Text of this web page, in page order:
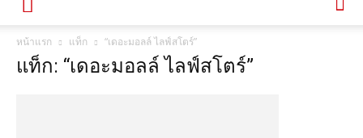
หน้าแรก แท็ก “เดอะมอลล์ ไลฟ์สโตร์”
แท็ก: “เดอะมอลล์ ไลฟ์สโตร์”